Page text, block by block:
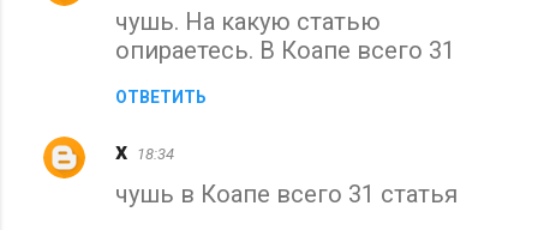
н
чушь. На какую статью
опираетесь. В Коапе всего 31
ОТВЕТИТЬ
х 18:34
чушь в Коапе всего 31 статья